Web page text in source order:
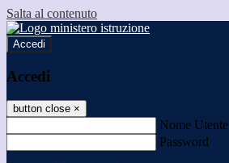
Salta al contenuto
Accedi
Accedi
button close ×
Nome Utente
Password